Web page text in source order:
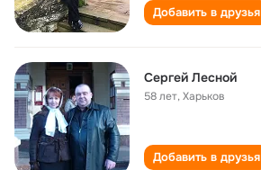
Добавить в друзья
Сергей Лесной
58 лет,Харьков
Добавить в друзья